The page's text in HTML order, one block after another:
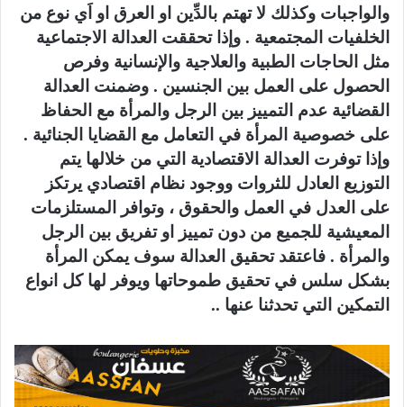
والواجبات وكذلك لا تهتم بالدِّين او العرق او اَي نوع من
الخلفيات المجتمعية . وإذا تحققت العدالة الاجتماعية
مثل الحاجات الطبية والعلاجية والإنسانية وفرص
الحصول على العمل بين الجنسين . وضمنت العدالة
القضائية عدم التمييز بين الرجل والمرأة مع الحفاظ
على خصوصية المرأة في التعامل مع القضايا الجنائية .
وإذا توفرت العدالة الاقتصادية التي من خلالها يتم
التوزيع العادل للثروات ووجود نظام اقتصادي يرتكز
على العدل في العمل والحقوق ، وتوافر المستلزمات
المعيشية للجميع من دون تمييز او تفريق بين الرجل
والمرأة . فاعتقد تحقيق العدالة سوف يمكن المرأة
بشكل سلس في تحقيق طموحاتها ويوفر لها كل انواع
التمكين التي تحدثنا عنها ..